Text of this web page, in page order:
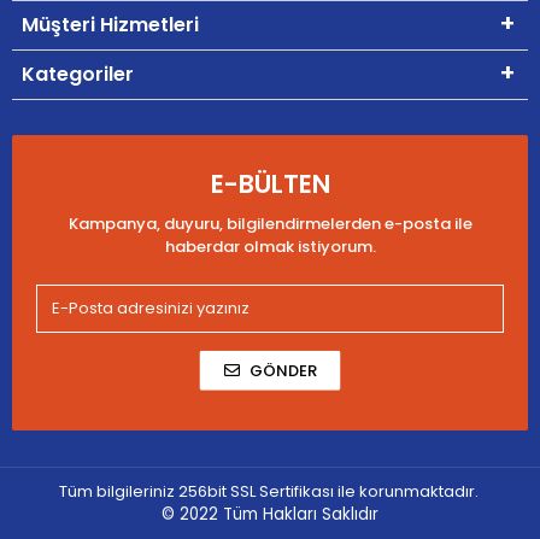
Müşteri Hizmetleri
Kategoriler
E-BÜLTEN
Kampanya, duyuru, bilgilendirmelerden e-posta ile
haberdar olmak istiyorum.
GÖNDER
Tüm bilgileriniz 256bit SSL Sertifikası ile korunmaktadır.
© 2022 Tüm Hakları Saklıdır